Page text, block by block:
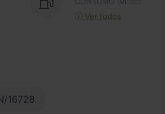
(MEDIO)
Ver todos
16728